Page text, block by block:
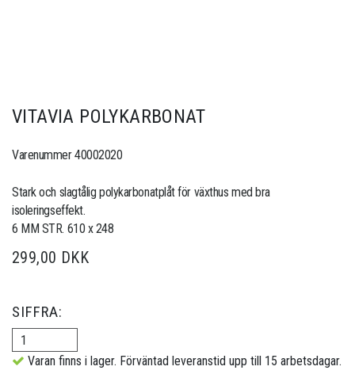
VITAVIA POLYKARBONAT
Varenummer 40002020
Stark och slagtålig polykarbonatplåt för växthus med bra
isoleringseffekt.
6 MM STR. 610 x 248
299,00 DKK
SIFFRA:
Varan finns i lager. Förväntad leveranstid upp till 15 arbetsdagar.